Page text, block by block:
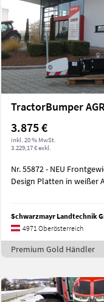
3.875 €
inkl. 20 % MwSt.
3.229,17 € exkl.
Nr. 55872 - NEU Frontgewichte - mit 2 Stk.
Design Platten in weißer
4971 Oberösterreich
Premium Gold Händler